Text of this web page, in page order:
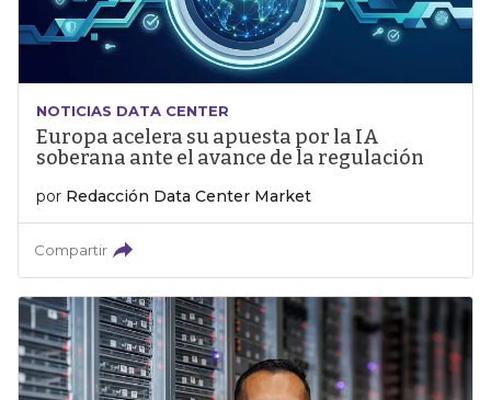
NOTICIAS DATA CENTER
Europa acelera su apuesta por la IA
soberana ante el avance de la regulación
por Redacción Data Center Market
Compartir